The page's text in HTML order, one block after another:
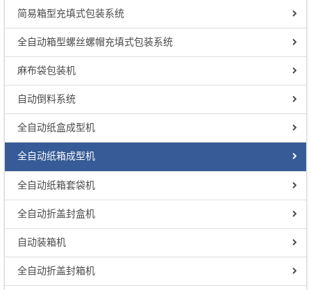
简易箱型充填式包装系统
全自动箱型螺丝螺帽充填式包装系统
麻布袋包装机
自动倒料系统
全自动纸盒成型机
全自动纸箱成型机
全自动纸箱套袋机
全自动折盖封盒机
自动装箱机
全自动折盖封箱机